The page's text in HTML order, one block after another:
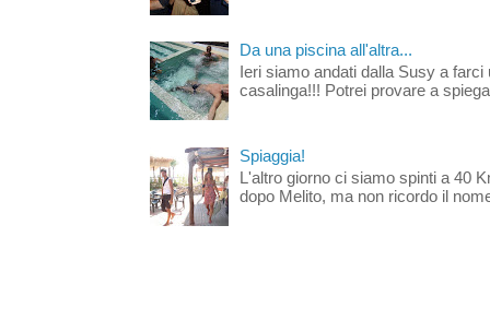
Da una piscina all'altra...
Ieri siamo andati dalla Susy a
casalinga!!! Potrei provare a
Spiaggia!
L'altro giorno ci siamo spinti a 40
dopo Melito, ma non ricordo il